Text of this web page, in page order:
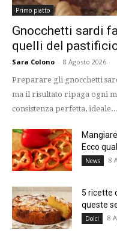
Primo piatto
Gnocchetti sardi
quelli del
Sara Colono - 8 Agosto 2026
Preparare gli gnocchetti
ma il risultato ripaga ogni
consistenza perfetta, ideale...
Ecco
News 8
5 ricette
queste
Dolci 8